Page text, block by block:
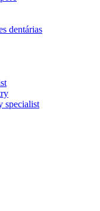
dentárias
specialist